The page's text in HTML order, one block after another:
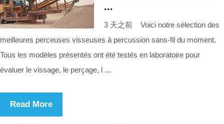
...
3 天之前 Voici notre sélection des
meilleures perceuses visseuses à percussion sans-fil du moment.
Tous les modèles présentés ont été testés en laboratoire pour
évaluer le vissage, le perçage, l ...
Read More